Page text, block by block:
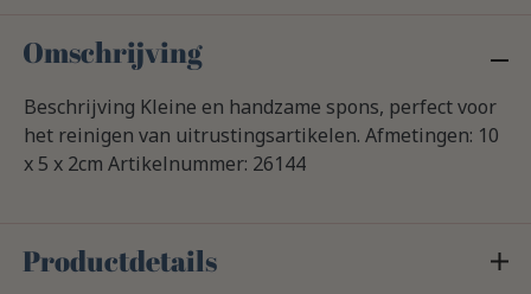
Omschrijving
Beschrijving Kleine en handzame spons, perfect voor
het reinigen van uitrustingsartikelen. Afmetingen: 10
x 5 x 2cm Artikelnummer: 26144
Productdetails